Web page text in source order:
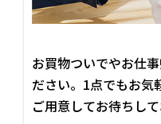
お買物ついでやお仕
ださい。1点でもお気
ご用意してお待ちして